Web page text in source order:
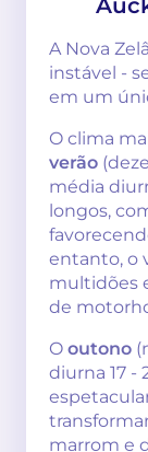
A Nova
instável -
em um
O clima
verão
média
longos,
entanto, o
multidões
de
O outono
diurna 17 -
marrom e